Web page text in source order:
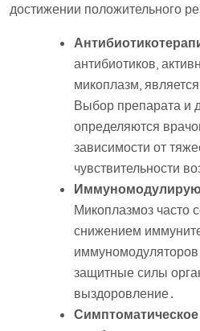
достижении положительного
антибиотиков,
микоплазм,
Выбор препарата и
определяются
зависимости от
чувствительности
Микоплазмоз часто
снижением
иммуномодуляторов
защитные силы
выздоровление․
Симптоматическое